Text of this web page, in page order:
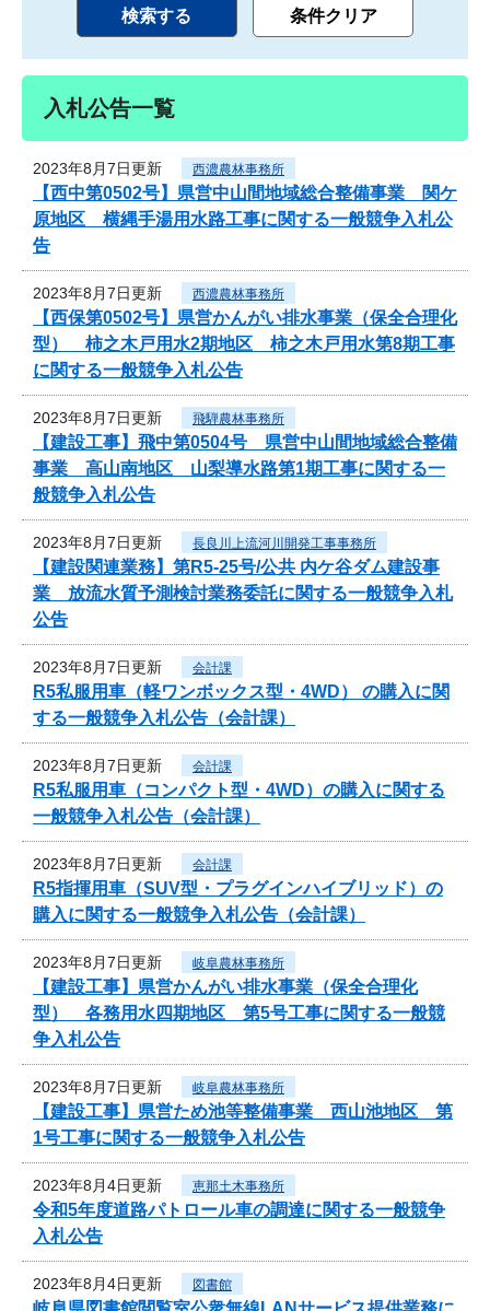
入札公告一覧
2023年8月7日更新 西濃農林事務所
【西中第0502号】県営中山間地域総合整備事業 関ケ
原地区 横縄手湯用水路工事に関する一般競争入札公
告
2023年8月7日更新 西濃農林事務所
【西保第0502号】県営かんがい排水事業（保全合理化
型） 柿之木戸用水2期地区 柿之木戸用水第8期工事
に関する一般競争入札公告
2023年8月7日更新 飛騨農林事務所
【建設工事】飛中第0504号 県営中山間地域総合整備
事業 高山南地区 山梨導水路第1期工事に関する一
般競争入札公告
2023年8月7日更新 長良川上流河川開発工事事務所
【建設関連業務】第R5-25号/公共 内ケ谷ダム建設事
業 放流水質予測検討業務委託に関する一般競争入札
公告
2023年8月7日更新 会計課
R5私服用車（軽ワンボックス型・4WD） の購入に関
する一般競争入札公告（会計課）
2023年8月7日更新 会計課
R5私服用車（コンパクト型・4WD）の購入に関する
一般競争入札公告（会計課）
2023年8月7日更新 会計課
R5指揮用車（SUV型・プラグインハイブリッド）の
購入に関する一般競争入札公告（会計課）
2023年8月7日更新 岐阜農林事務所
【建設工事】県営かんがい排水事業（保全合理化
型） 各務用水四期地区 第5号工事に関する一般競
争入札公告
2023年8月7日更新 岐阜農林事務所
【建設工事】県営ため池等整備事業 西山池地区 第
1号工事に関する一般競争入札公告
2023年8月4日更新 恵那土木事務所
令和5年度道路パトロール車の調達に関する一般競争
入札公告
2023年8月4日更新 図書館